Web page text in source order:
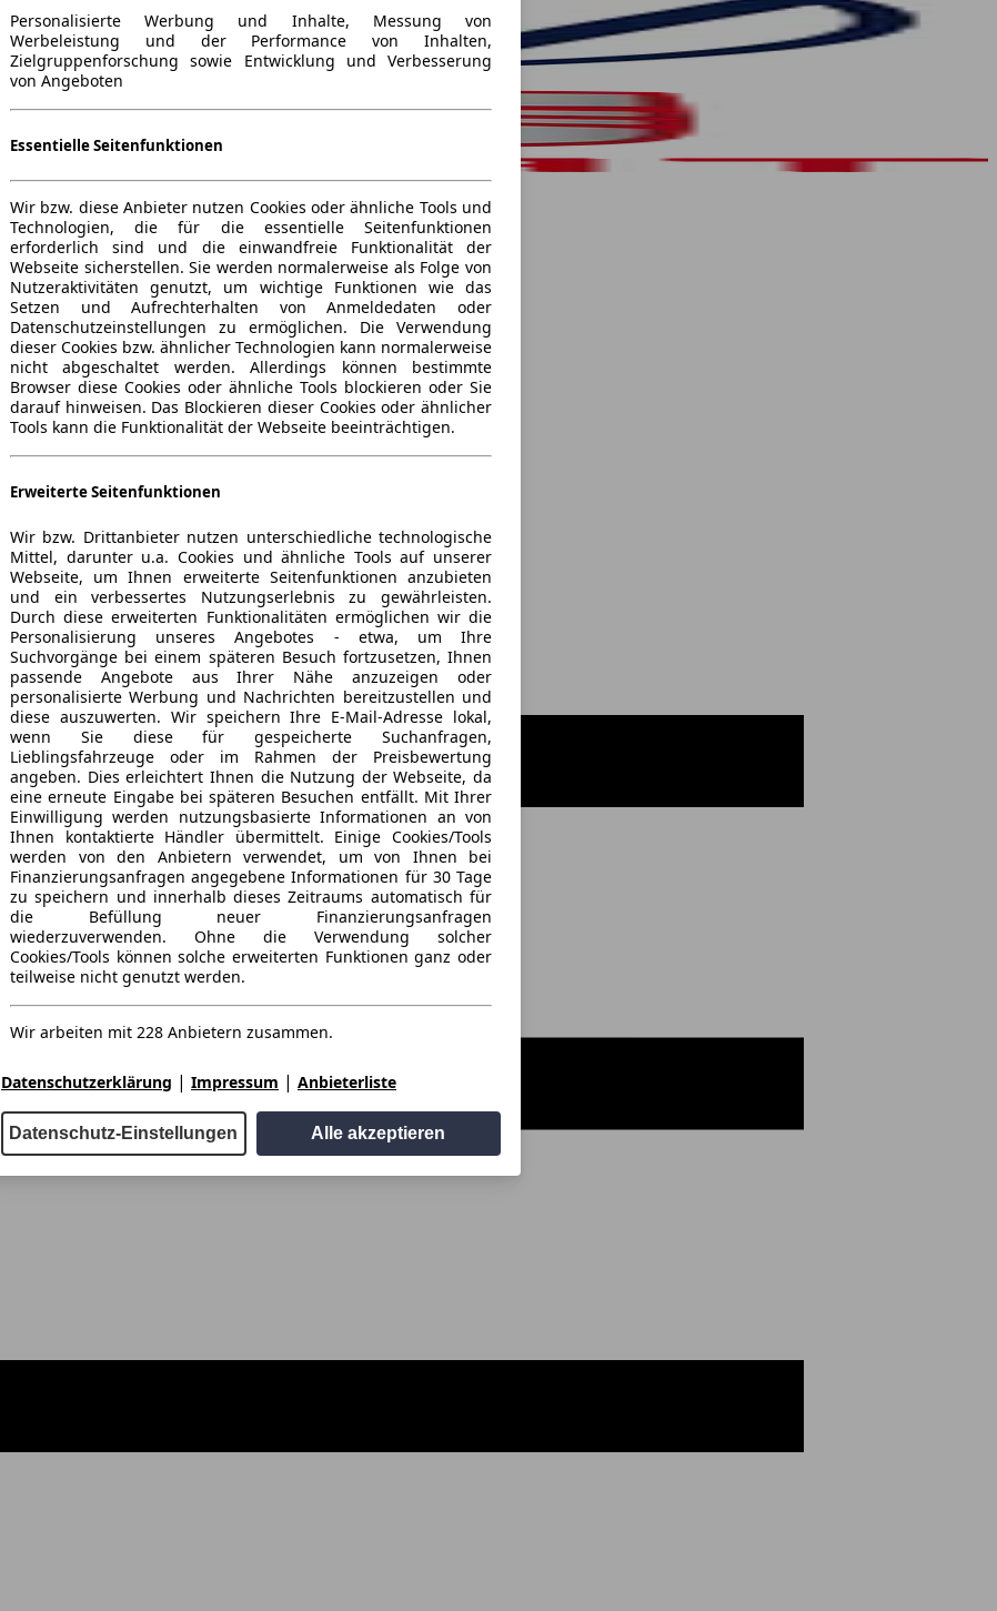
Personalisierte Werbung und Inhalte, Messung von
Werbeleistung und der Performance von Inhalten,
Zielgruppenforschung sowie Entwicklung und Verbesserung
von Angeboten
Essentielle Seitenfunktionen
Wir bzw. diese Anbieter nutzen Cookies oder ähnliche Tools und
Technologien, die für die essentielle Seitenfunktionen
erforderlich sind und die einwandfreie Funktionalität der
Webseite sicherstellen. Sie werden normalerweise als Folge von
Nutzeraktivitäten genutzt, um wichtige Funktionen wie das
Setzen und Aufrechterhalten von Anmeldedaten oder
Datenschutzeinstellungen zu ermöglichen. Die Verwendung
dieser Cookies bzw. ähnlicher Technologien kann normalerweise
nicht abgeschaltet werden. Allerdings können bestimmte
Browser diese Cookies oder ähnliche Tools blockieren oder Sie
darauf hinweisen. Das Blockieren dieser Cookies oder ähnlicher
Tools kann die Funktionalität der Webseite beeinträchtigen.
Erweiterte Seitenfunktionen
Wir bzw. Drittanbieter nutzen unterschiedliche technologische
Mittel, darunter u.a. Cookies und ähnliche Tools auf unserer
Webseite, um Ihnen erweiterte Seitenfunktionen anzubieten
und ein verbessertes Nutzungserlebnis zu gewährleisten.
Durch diese erweiterten Funktionalitäten ermöglichen wir die
Personalisierung unseres Angebotes - etwa, um Ihre
Suchvorgänge bei einem späteren Besuch fortzusetzen, Ihnen
passende Angebote aus Ihrer Nähe anzuzeigen oder
personalisierte Werbung und Nachrichten bereitzustellen und
diese auszuwerten. Wir speichern Ihre E-Mail-Adresse lokal,
wenn Sie diese für gespeicherte Suchanfragen,
Lieblingsfahrzeuge oder im Rahmen der Preisbewertung
angeben. Dies erleichtert Ihnen die Nutzung der Webseite, da
eine erneute Eingabe bei späteren Besuchen entfällt. Mit Ihrer
Einwilligung werden nutzungsbasierte Informationen an von
Ihnen kontaktierte Händler übermittelt. Einige Cookies/Tools
werden von den Anbietern verwendet, um von Ihnen bei
Finanzierungsanfragen angegebene Informationen für 30 Tage
zu speichern und innerhalb dieses Zeitraums automatisch für
die Befüllung neuer Finanzierungsanfragen
wiederzuverwenden. Ohne die Verwendung solcher
Cookies/Tools können solche erweiterten Funktionen ganz oder
teilweise nicht genutzt werden.
Wir arbeiten mit 228 Anbietern zusammen.
Datenschutzerklärung | Impressum | Anbieterliste
Datenschutz-Einstellungen Alle akzeptieren